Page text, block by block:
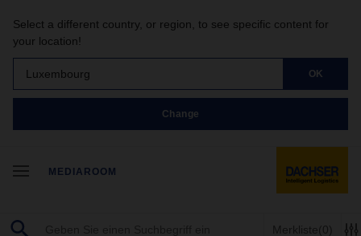
Select a different country, or region, to see specific content for
your location!
Luxembourg OK
Change
MEDIAROOM
Merkliste(0)